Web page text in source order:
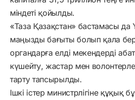
міндеті қойылды.
«Таза Қазақстан» бастамасы
маңызды бағыты болып қала
органдарға елді мекендерді
күшейту, жастар мен
тарту тапсырылды.
Ішкі істер министрлігіне